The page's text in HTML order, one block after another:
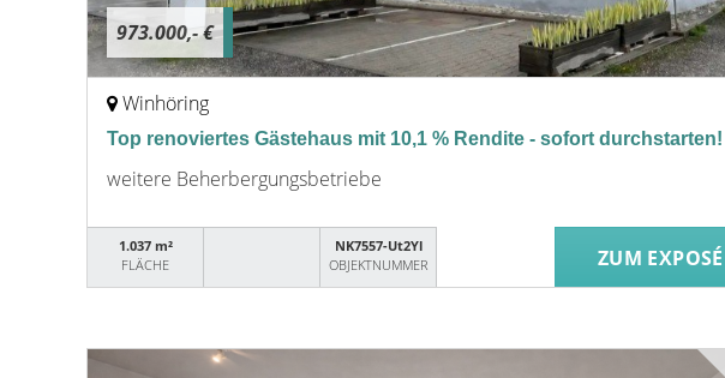
973.000,- €
Winhöring
Top renoviertes Gästehaus mit 10,1 % Rendite - sofort durchstarten!
weitere Beherbergungsbetriebe
1.037 m²
FLÄCHE
NK7557-Ut2Yl
OBJEKTNUMMER
ZUM EXPOSÉ